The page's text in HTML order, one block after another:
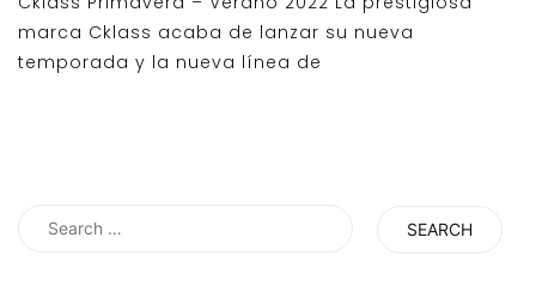
marca Cklass acaba de lanzar su nueva
temporada y la nueva línea de
Search